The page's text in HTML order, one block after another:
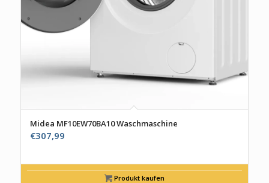
Midea MF10EW70BA10 Waschmaschine
€307,99
Produkt kaufen